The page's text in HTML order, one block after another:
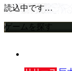
読込中です…
ゲームを探す